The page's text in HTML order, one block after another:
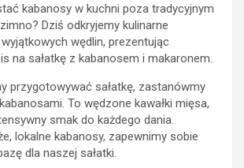
kabanosy w kuchni poza tradycyjnym
Dziś odkryjemy kulinarne
wędlin, prezentując
na sałatkę z kabanosem i makaronem.
przygotowywać sałatkę, zastanówmy
To wędzone kawałki mięsa,
smak do każdego dania.
lokalne kabanosy, zapewnimy sobie
dla naszej sałatki.